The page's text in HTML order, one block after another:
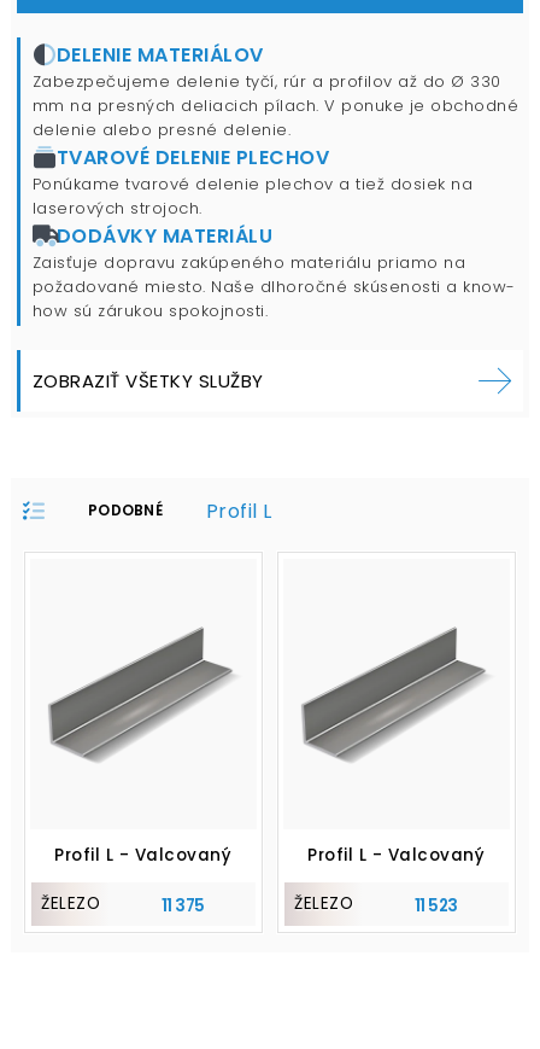
DELENIE MATERIÁLOV
Zabezpečujeme delenie tyčí, rúr a profilov až do Ø 330
mm na presných deliacich pílach. V ponuke je obchodné
delenie alebo presné delenie.
TVAROVÉ DELENIE PLECHOV
Ponúkame tvarové delenie plechov a tiež dosiek na
laserových strojoch.
DODÁVKY MATERIÁLU
Zaisťuje dopravu zakúpeného materiálu priamo na
požadované miesto. Naše dlhoročné skúsenosti a know-
how sú zárukou spokojnosti.
ZOBRAZIŤ VŠETKY SLUŽBY
PODOBNÉ
PROFILE:
Profil L
Profil L - Valcovaný
ŽELEZO 11 375
Profil L - Valcovaný
ŽELEZO 11 523